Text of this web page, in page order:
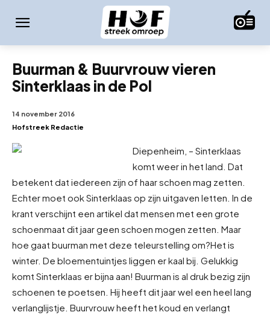
Buurman & Buurvrouw vieren
Sinterklaas in de Pol
14 november 2016
Hofstreek Redactie
Diepenheim, – Sinterklaas
komt weer in het land. Dat
betekent dat iedereen zijn of haar schoen mag zetten.
Echter moet ook Sinterklaas op zijn uitgaven letten. In de
krant verschijnt een artikel dat mensen met een grote
schoenmaat dit jaar geen schoen mogen zetten. Maar
hoe gaat buurman met deze teleurstelling om?Het is
winter. De bloementuintjes liggen er kaal bij. Gelukkig
komt Sinterklaas er bijna aan! Buurman is al druk bezig zijn
schoenen te poetsen. Hij heeft dit jaar wel een heel lang
verlanglijstje. Buurvrouw heeft het koud en verlangt